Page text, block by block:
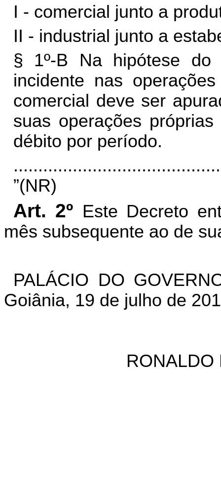
I - comercial junto a
II - industrial junto a
§ 1º-B Na hipótese
incidente nas
comercial deve ser
suas operações
débito por período.
”(NR)
Art. 2º Este Decreto
mês subsequente ao de
PALÁCIO DO
Goiânia, 19 de julho de
RONALDO